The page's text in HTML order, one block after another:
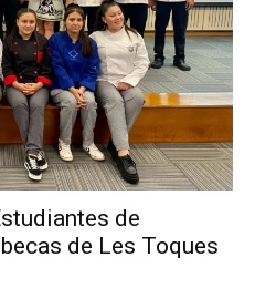
de
de Les Toques